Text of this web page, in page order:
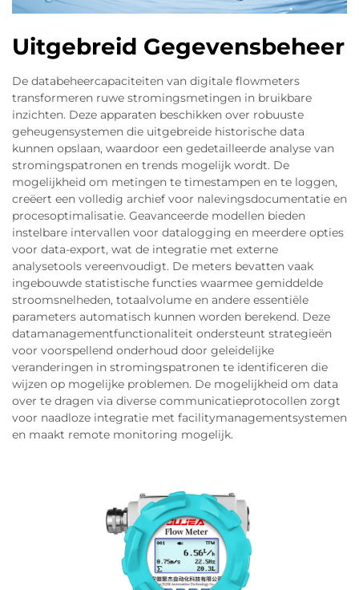
Uitgebreid Gegevensbeheer
De databeheercapaciteiten van digitale flowmeters
transformeren ruwe stromingsmetingen in bruikbare
inzichten. Deze apparaten beschikken over robuuste
geheugensystemen die uitgebreide historische data
kunnen opslaan, waardoor een gedetailleerde analyse van
stromingspatronen en trends mogelijk wordt. De
mogelijkheid om metingen te timestampen en te loggen,
creëert een volledig archief voor nalevingsdocumentatie en
procesoptimalisatie. Geavanceerde modellen bieden
instelbare intervallen voor datalogging en meerdere opties
voor data-export, wat de integratie met externe
analysetools vereenvoudigt. De meters bevatten vaak
ingebouwde statistische functies waarmee gemiddelde
stroomsnelheden, totaalvolume en andere essentiële
parameters automatisch kunnen worden berekend. Deze
datamanagementfunctionaliteit ondersteunt strategieën
voor voorspellend onderhoud door geleidelijke
veranderingen in stromingspatronen te identificeren die
wijzen op mogelijke problemen. De mogelijkheid om data
over te dragen via diverse communicatieprotocollen zorgt
voor naadloze integratie met facilitymanagementsystemen
en maakt remote monitoring mogelijk.